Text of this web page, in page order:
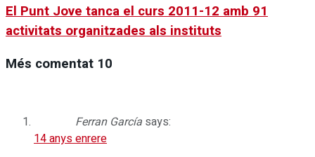
El Punt Jove tanca el curs 2011-12 amb 91
activitats organitzades als instituts
Més comentat 10
Ferran García says:
14 anys enrere